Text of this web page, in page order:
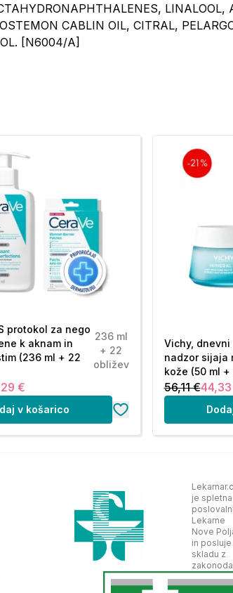
LINALOOL,
CABLIN OIL, CITRAL,
[N6004/A]
protokol za nego
k aknam in
(236 ml + 22
236 ml
+ 22
obližev
€
v košarico
Vichy,
nadzor sijaja
kože (50 ml +
56,11 €
je spletna
Lekarne
Nove
in posluje
skladu z